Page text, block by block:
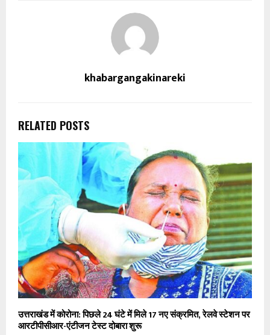
khabargangakinareki
RELATED POSTS
उत्तराखंड में कोरोना: पिछले 24 घंटे में मिले 17 नए संक्रमित, रेलवे स्टेशन पर
आरटीपीसीआर-एंटीजन टेस्ट दोबारा शुरू